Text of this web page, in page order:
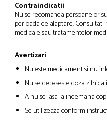
Contraindicatii
Nu se recomanda persoanelor
perioada de alaptare.
medicale sau tratamentelor
Avertizari
Nu este medicament si nu
Nu se depaseste doza
A nu se lasa la indemana
Se utilizeaza conform